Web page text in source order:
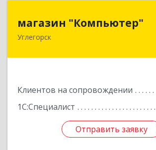
магазин "Компьютер"
Углегорск
Клиентов на сопровождении
1С:Специалист
Отправить заявку
694920, Сахалинская обл,
Отправить заявку